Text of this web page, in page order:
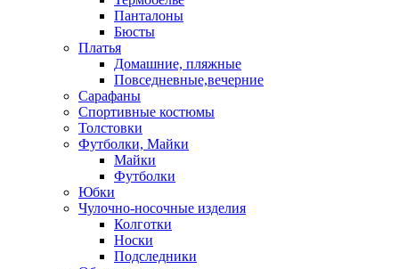
Панталоны
Бюсты
Платья
Домашние, пляжные
Повседневные,вечерние
Сарафаны
Спортивные костюмы
Толстовки
Футболки, Майки
Майки
Футболки
Юбки
Чулочно-носочные изделия
Колготки
Носки
Подследники